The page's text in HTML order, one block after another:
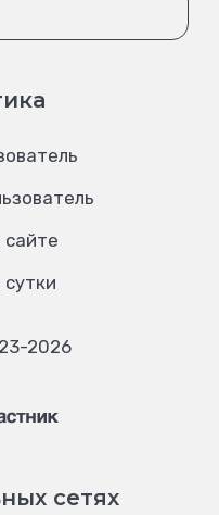
сайте
сутки
2026
сетях